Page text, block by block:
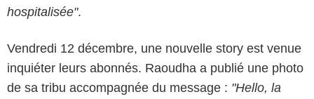
hospitalisée".
Vendredi 12 décembre, une nouvelle story est venue
inquiéter leurs abonnés. Raoudha a publié une photo
de sa tribu accompagnée du message : "Hello, la